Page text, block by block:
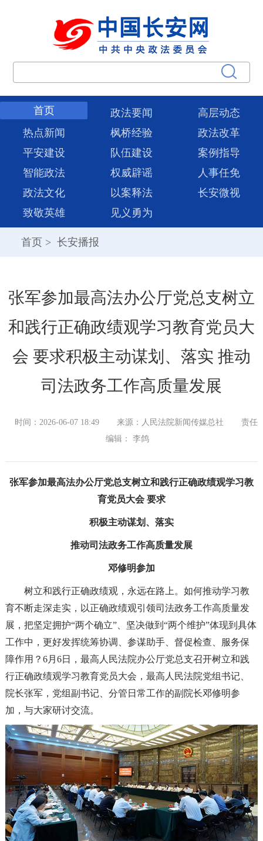
首页 政法要闻
高层动态
热点新闻
枫桥经验
政法改革
平安建设
队伍建设
案例指导
智能政法
权威辟谣
人事任免
政法文化
以案释法
长安微视
致敬英雄
见义勇为
首页 > 长安播报
张军参加最高法办公厅党总支树立
和践行正确政绩观学习教育党员大
会 要求积极主动谋划、落实 推动
司法政务工作高质量发展
时间：2026-06-07 18:49 来源：人民法院新闻传媒总社
责任
编辑： 李鸽
张军参加最高法办公厅党总支树立和践行正确政绩观学习教
育党员大会 要求
积极主动谋划、落实
推动司法政务工作高质量发展
邓修明参加
树立和践行正确政绩观，永远在路上。如何推动学习教
育不断走深走实，以正确政绩观引领司法政务工作高质量发
展，把坚定拥护“两个确立”、坚决做到“两个维护”体现到具体
工作中，更好发挥统筹协调、参谋助手、督促检查、服务保
障作用？6月6日，最高人民法院办公厅党总支召开树立和践
行正确政绩观学习教育党员大会，最高人民法院党组书记、
院长张军，党组副书记、分管日常工作的副院长邓修明参
加，与大家研讨交流。